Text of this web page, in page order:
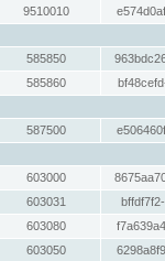
9510010
585850
585860
587500
603000
603031
603080
603050